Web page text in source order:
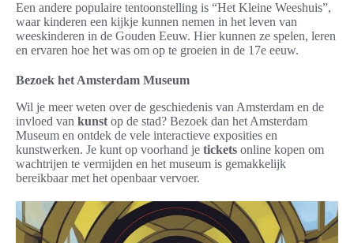
Een andere populaire tentoonstelling is “Het Kleine Weeshuis”,
waar kinderen een kijkje kunnen nemen in het leven van
weeskinderen in de Gouden Eeuw. Hier kunnen ze spelen, leren
en ervaren hoe het was om op te groeien in de 17e eeuw.
Bezoek het Amsterdam Museum
Wil je meer weten over de geschiedenis van Amsterdam en de
invloed van kunst op de stad? Bezoek dan het Amsterdam
Museum en ontdek de vele interactieve exposities en
kunstwerken. Je kunt op voorhand je tickets online kopen om
wachtrijen te vermijden en het museum is gemakkelijk
bereikbaar met het openbaar vervoer.